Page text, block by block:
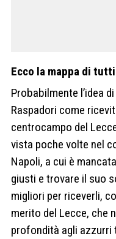
Ecco la mappa di
Probabilmente l’idea
Raspadori come
centrocampo del
vista poche volte nel
Napoli, a cui è
giusti e trovare il suo
migliori per riceverli,
merito del Lecce, che
profondità agli azzurri